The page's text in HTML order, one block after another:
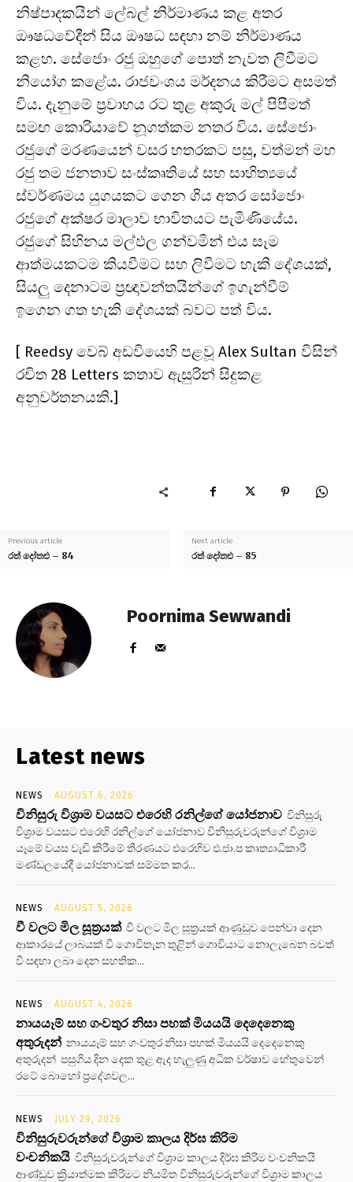
නිෂ්පාදකයින් ලේබල් නිර්මාණය කළ අතර
ඖෂධවේදීන් සිය ඖෂධ සඳහා නම් නිර්මාණය
කළහ. සේජොං රජු ඔහුගේ පොත් නැවත ලිවීමට
නියෝග කළේය. රාජවංශය මර්දනය කිරීමට අසමත්
විය. දැනුමේ ප්‍රවාහය රට තුළ අකුරු මල් පිපීමත්
සමඟ කොරියාවේ නූගත්කම නතර විය. සේජොං
රජුගේ මරණයෙන් වසර හතරකට පසු, වත්මන් මහ
රජු තම ජනතාව සංස්කෘතියේ සහ සාහිත්‍යයේ
ස්වර්ණමය යුගයකට ගෙන ගිය අතර සෝජොං
රජුගේ අක්ෂර මාලාව භාවිතයට පැමිණියේය.
රජුගේ සිහිනය මල්ඵල ගන්වමින් එය සෑම
ආත්මයකටම කියවීමට සහ ලිවීමට හැකි දේශයක්,
සියලු දෙනාටම ප්‍රඥාවන්තයින්ගේ ඉගැන්වීම්
ඉගෙන ගත හැකි දේශයක් බවට පත් විය.
[ Reedsy වෙබ් අඩවියෙහි පළවූ Alex Sultan විසින්
රචිත 28 Letters කතාව ඇසුරින් සිදුකළ
අනුවර්තනයකි.]
Previous article
රත් දෝතළු – 84
Next article
රත් දෝතළු – 85
Poornima Sewwandi
Latest news
NEWS AUGUST 6, 2026
විනිසුරු විශ්‍රාම වයසට එරෙහි රනිල්ගේ යෝජනාව විනිසුරු
විශ්‍රාම වයසට එරෙහි රනිල්ගේ යෝජනාව විනිසුරුවරුන්ගේ විශ්‍රාම
යෑමේ වයස වැඩි කිරීමේ තීරණයට එරෙහිව එ.ජා.ප කෘත්‍යාධිකාරී
මණ්ඩලයේදී යෝජනාවක් සම්මත කර...
NEWS AUGUST 5, 2026
වී වලට මිල සූත්‍රයක් වී වලට මිල සූත්‍රයක් ආණුඩුව පෙන්වා දෙන
ආකාරයේ ලාබයක් වී ගොවිතැන තුළින් ගොවියාට නොලැබෙන බවත්
වී සඳහා ලබා දෙන සහතික...
NEWS AUGUST 4, 2026
නායයෑම් සහ ගංවතුර නිසා පහක් මියයයි දෙදෙනෙකු
අතුරුදන් නායයෑම් සහ ගංවතුර නිසා පහක් මියයයි දෙදෙනෙකු
අතුරුදන් පසුගිය දින දෙක තුළ ඇද හැලුණු අධික වර්ෂාව හේතුවෙන්
රටේ බොහෝ ප්‍රදේශවල...
NEWS JULY 29, 2026
විනිසුරුවරුන්ගේ විශ්‍රාම කාලය දිර්ඝ කිරිම
වංචනිකයි විනිසුරුවරුන්ගේ විශ්‍රාම කාලය දිර්ඝ කිරිම වංචනිකයි
ආණ්ඩුව ක්‍රියාත්මක කිරිමට නියමිත විනිසුරුවරුන්ගේ විශ්‍රාම කාලය